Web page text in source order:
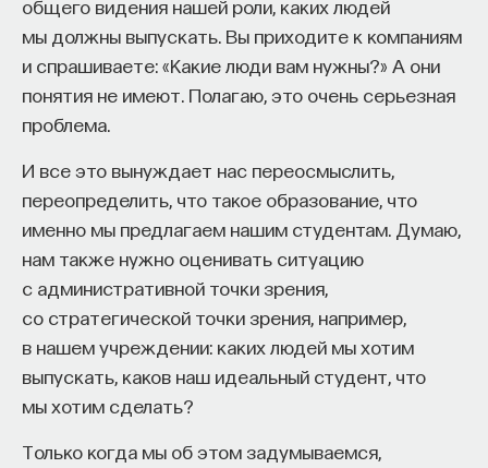
общего видения нашей роли, каких людей
мы должны выпускать. Вы приходите к компаниям
и спрашиваете: «Какие люди вам нужны?» А они
понятия не имеют. Полагаю, это очень серьезная
проблема.
И все это вынуждает нас переосмыслить,
переопределить, что такое образование, что
именно мы предлагаем нашим студентам. Думаю,
нам также нужно оценивать ситуацию
с административной точки зрения,
со стратегической точки зрения, например,
в нашем учреждении: каких людей мы хотим
выпускать, каков наш идеальный студент, что
мы хотим сделать?
Только когда мы об этом задумываемся,
по традиции, Вашей специальности,
дисциплины. На "ПостНауке" Вы выступали
с темами, связанными с медиевистикой:
Жанна Д’Арк, ведовские процессы. Как Вас
правильно титровать, как Вас правильно
назвать? Историк, медиевист?
Так и есть, я историк-медиевист, можно через
чёрточку писать. Я занимаюсь историей Средних
веков Западной Европы. Но в связи с интересом
к каким-то специальным темам, сейчас мои
интересы вышли за пределы Средневековья
и касаются также и Нового Времени, то есть
вплоть до XIX века, это касается, в частности,
истории Жанны Д’Арк. По образованию
и по основной своей деятельности я именно